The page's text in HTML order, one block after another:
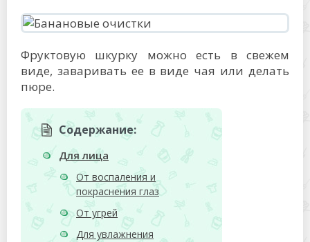
Фруктовую шкурку можно есть в свежем
виде, заваривать ее в виде чая или делать
пюре.
Содержание:
Для лица
От воспаления и
покраснения глаз
От угрей
Для увлажнения